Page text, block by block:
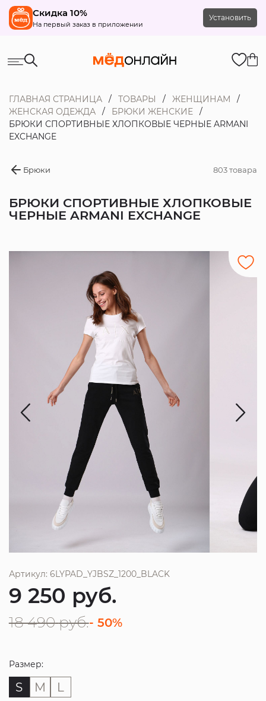
Скидка 10%
На первый заказ в приложении
Установить
ГЛАВНАЯ СТРАНИЦА ТОВАРЫ
ЖЕНЩИНАМ
ЖЕНСКАЯ ОДЕЖДА
БРЮКИ ЖЕНСКИЕ
БРЮКИ СПОРТИВНЫЕ ХЛОПКОВЫЕ ЧЕРНЫЕ ARMANI
EXCHANGE
Брюки 803 товара
БРЮКИ СПОРТИВНЫЕ ХЛОПКОВЫЕ
ЧЕРНЫЕ ARMANI EXCHANGE
Артикул: 6LYPAD_YJBSZ_1200_BLACK
9 250 руб.
18 490 руб.- 50%
Размер:
S M L